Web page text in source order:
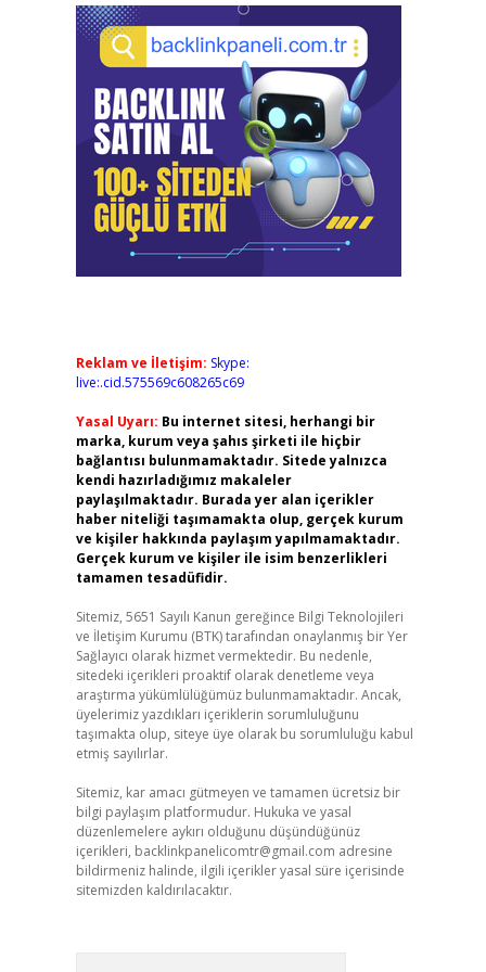
Reklam ve İletişim: Skype:
live:.cid.575569c608265c69
Yasal Uyarı: Bu internet sitesi, herhangi bir
marka, kurum veya şahıs şirketi ile hiçbir
bağlantısı bulunmamaktadır. Sitede yalnızca
kendi hazırladığımız makaleler
paylaşılmaktadır. Burada yer alan içerikler
haber niteliği taşımamakta olup, gerçek kurum
ve kişiler hakkında paylaşım yapılmamaktadır.
Gerçek kurum ve kişiler ile isim benzerlikleri
tamamen tesadüfidir.
Sitemiz, 5651 Sayılı Kanun gereğince Bilgi Teknolojileri
ve İletişim Kurumu (BTK) tarafından onaylanmış bir Yer
Sağlayıcı olarak hizmet vermektedir. Bu nedenle,
sitedeki içerikleri proaktif olarak denetleme veya
araştırma yükümlülüğümüz bulunmamaktadır. Ancak,
üyelerimiz yazdıkları içeriklerin sorumluluğunu
taşımakta olup, siteye üye olarak bu sorumluluğu kabul
etmiş sayılırlar.
Sitemiz, kar amacı gütmeyen ve tamamen ücretsiz bir
bilgi paylaşım platformudur. Hukuka ve yasal
düzenlemelere aykırı olduğunu düşündüğünüz
içerikleri, backlinkpanelicomtr@gmail.com adresine
bildirmeniz halinde, ilgili içerikler yasal süre içerisinde
sitemizden kaldırılacaktır.